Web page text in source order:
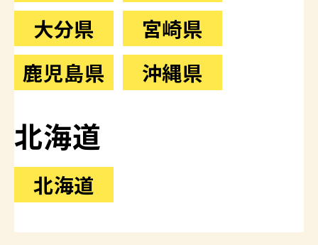
大分県
宮崎県
鹿児島県
沖縄県
北海道
北海道